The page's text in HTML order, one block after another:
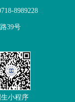
8989228
39号
小程序